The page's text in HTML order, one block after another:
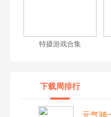
特摄游戏合集
下载周排行